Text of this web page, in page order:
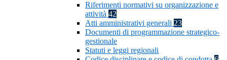
Riferimenti normativi su organizzazione e
attività 42
Atti amministrativi generali 23
Documenti di programmazione strategico-
gestionale
Statuti e leggi regionali